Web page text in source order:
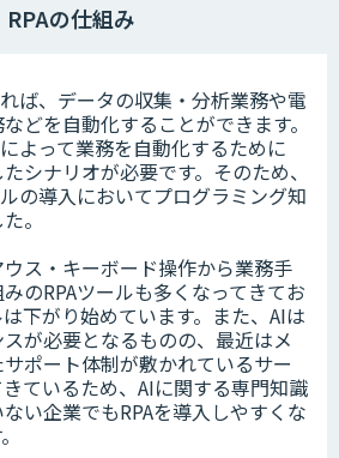
RPAの仕組み
ば、データの収集・分析業務や電
どを自動化することができます。
よって業務を自動化するために
シナリオが必要です。そのため、
の導入においてプログラミング知
。
ス・キーボード操作から業務手
のRPAツールも多くなってきてお
下がり始めています。また、AIは
が必要となるものの、最近はメ
ポート体制が敷かれているサー
ているため、AIに関する専門知識
い企業でもRPAを導入しやすくな